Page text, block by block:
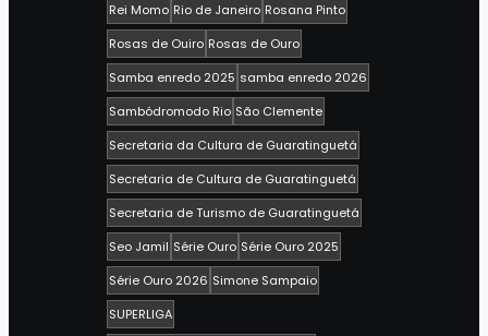
Rei Momo Rio de Janeiro Rosana Pinto
Rosas de Ouiro Rosas de Ouro
Samba enredo 2025 samba enredo 2026
Sambódromodo Rio São Clemente
Secretaria da Cultura de Guaratinguetá
Secretaria de Cultura de Guaratinguetá
Secretaria de Turismo de Guaratinguetá
Seo Jamil Série Ouro Série Ouro 2025
Série Ouro 2026 Simone Sampaio
SUPERLIGA